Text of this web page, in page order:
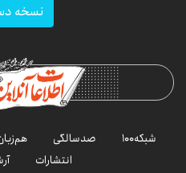
نسخه
شبکه۱۰۰ صدسالگی
انتشارات